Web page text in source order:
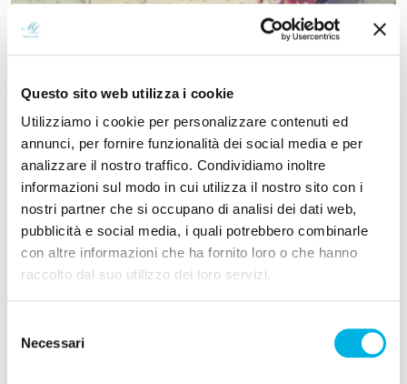
Questo sito web utilizza i cookie
Utilizziamo i cookie per personalizzare contenuti ed
annunci, per fornire funzionalità dei social media e per
analizzare il nostro traffico. Condividiamo inoltre
informazioni sul modo in cui utilizza il nostro sito con i
nostri partner che si occupano di analisi dei dati web,
pubblicità e social media, i quali potrebbero combinarle
con altre informazioni che ha fornito loro o che hanno
raccolto dal suo utilizzo dei loro servizi.
delNecessari
IL BULLISMO. CARATTERISTICHE E
CONSEGUENZE
Il bullismo è una particolare manifestazione di
aggressività con caratteristiche specifiche che lo
contraddistinguono da generici atti di prepotenza:
l’intenzionalità, la sistematicità, l’asimmetria di ...
Approfondisci
Cerchi un professionista ambulatoriale?